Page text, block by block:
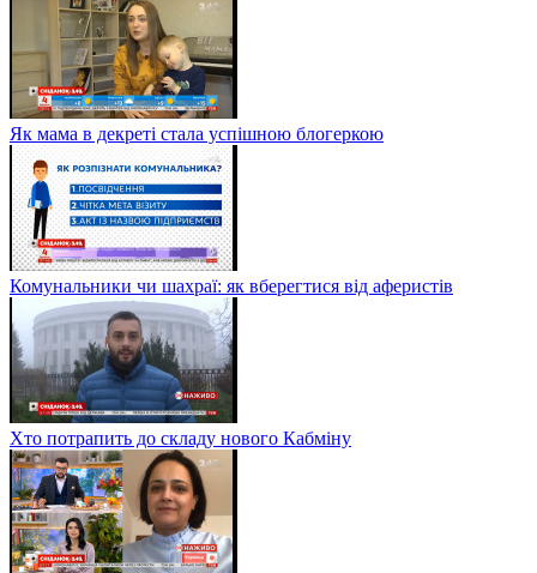
Як мама в декреті стала успішною блогеркою
Комунальники чи шахраї: як вберегтися від аферистів
Хто потрапить до складу нового Кабміну